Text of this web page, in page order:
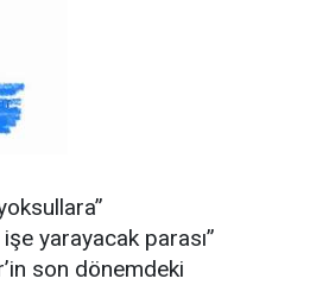
yarayacak parası”
son dönemdeki